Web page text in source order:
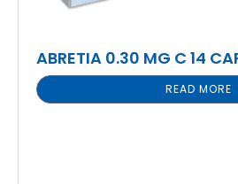
ABRETIA 0.30 MG C 14
READ MORE